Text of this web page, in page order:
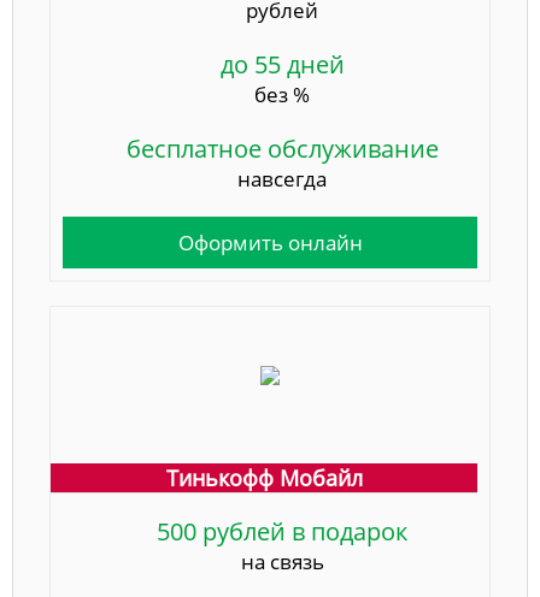
рублей
до 55 дней
без %
бесплатное обслуживание
навсегда
Оформить онлайн
Тинькофф Мобайл
500 рублей в подарок
на связь